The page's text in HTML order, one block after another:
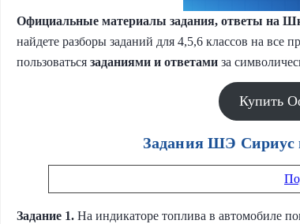
Официальные материалы задания, ответы на
найдете разборы заданий для 4,5,6 классов на
пользоваться заданиями и ответами за
Купить
Задания ШЭ Сириус
Задание 1. На индикаторе топлива в автомобиле